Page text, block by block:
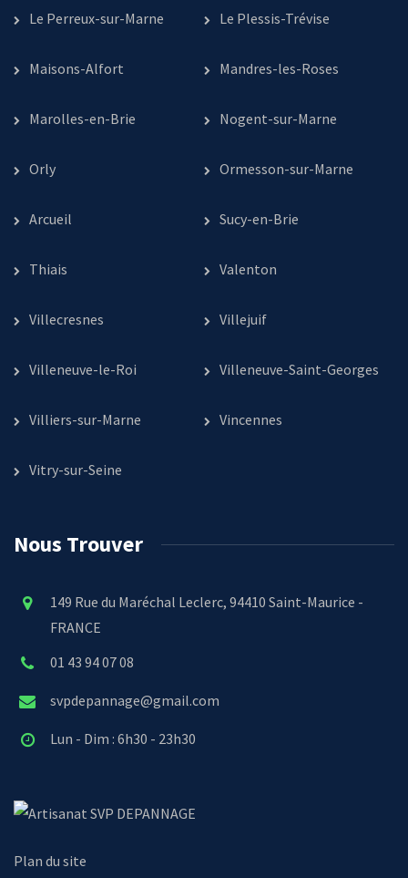
Le Perreux-sur-Marne Le Plessis-Trévise
Maisons-Alfort Mandres-les-Roses
Marolles-en-Brie Nogent-sur-Marne
Orly Ormesson-sur-Marne
Arcueil Sucy-en-Brie
Thiais Valenton
Villecresnes Villejuif
Villeneuve-le-Roi Villeneuve-Saint-Georges
Villiers-sur-Marne Vincennes
Vitry-sur-Seine
Nous Trouver
149 Rue du Maréchal Leclerc, 94410 Saint-Maurice -
FRANCE
01 43 94 07 08
svpdepannage@gmail.com
Lun - Dim : 6h30 - 23h30
SVP DEPANNAGE
Plan du site